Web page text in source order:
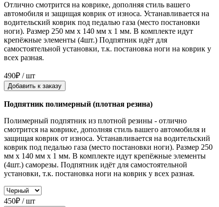
Отлично смотрится на коврике, дополняя стиль вашего
автомобиля и защищая коврик от износа. Устанавливается на
водительский коврик под педалью газа (место постановки
ноги). Размер 250 мм x 140 мм x 1 мм. В комплекте идут
крепёжные элементы (4шт.) Подпятник идёт для
самостоятельной установки, т.к. постановка ноги на коврик у
всех разная.
490₽ / шт
Добавить к заказу
Подпятник полимерный (плотная резина)
Полимерный подпятник из плотной резины - отлично
смотрится на коврике, дополняя стиль вашего автомобиля и
защищая коврик от износа. Устанавливается на водительский
коврик под педалью газа (место постановки ноги). Размер 250
мм x 140 мм x 1 мм. В комплекте идут крепёжные элементы
(4шт.) саморезы. Подпятник идёт для самостоятельной
установки, т.к. постановка ноги на коврик у всех разная.
450₽ / шт